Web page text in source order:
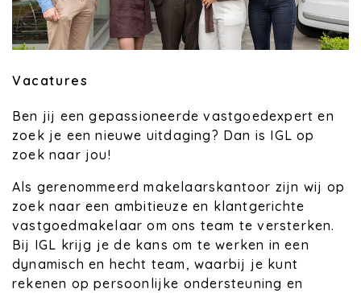
Vacatures
Ben jij een gepassioneerde vastgoedexpert en
zoek je een nieuwe uitdaging? Dan is IGL op
zoek naar jou!
Als gerenommeerd makelaarskantoor zijn wij op
zoek naar een ambitieuze en klantgerichte
vastgoedmakelaar om ons team te versterken.
Bij IGL krijg je de kans om te werken in een
dynamisch en hecht team, waarbij je kunt
rekenen op persoonlijke ondersteuning en